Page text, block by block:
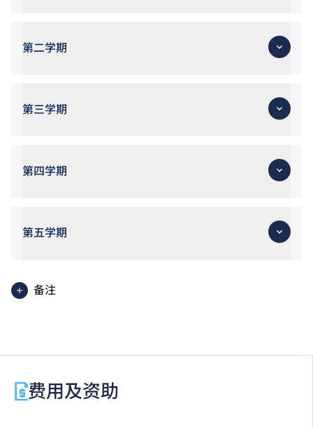
第二学期
第三学期
第四学期
第五学期
备注
费用及资助